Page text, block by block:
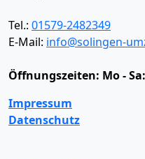
Tel.: 01579-2482349
E-Mail: info@solingen-
Öffnungszeiten: Mo -
Impressum
Datenschutz